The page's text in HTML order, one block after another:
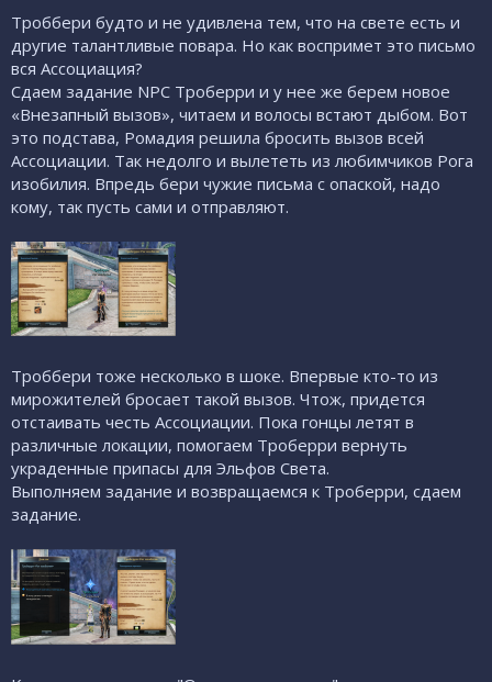
Троббери будто и не удивлена тем, что на свете есть и
другие талантливые повара. Но как воспримет это письмо
вся Ассоциация?
Сдаем задание NPC Троберри и у нее же берем новое
«Внезапный вызов», читаем и волосы встают дыбом. Вот
это подстава, Ромадия решила бросить вызов всей
Ассоциации. Так недолго и вылететь из любимчиков Рога
изобилия. Впредь бери чужие письма с опаской, надо
кому, так пусть сами и отправляют.
Троббери тоже несколько в шоке. Впервые кто-то из
мирожителей бросает такой вызов. Чтож, придется
отстаивать честь Ассоциации. Пока гонцы летят в
различные локации, помогаем Троберри вернуть
украденные припасы для Эльфов Света.
Выполняем задание и возвращаемся к Троберри, сдаем
задание.